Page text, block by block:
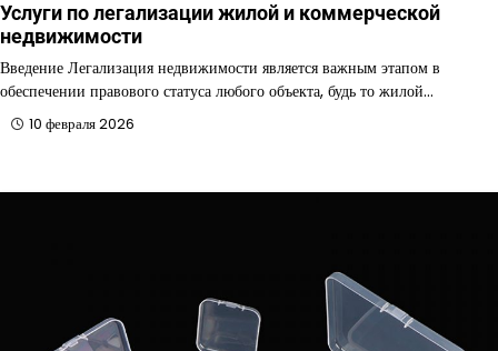
Услуги по легализации жилой и коммерческой
недвижимости
Введение Легализация недвижимости является важным этапом в
обеспечении правового статуса любого объекта, будь то жилой…
10 февраля 2026